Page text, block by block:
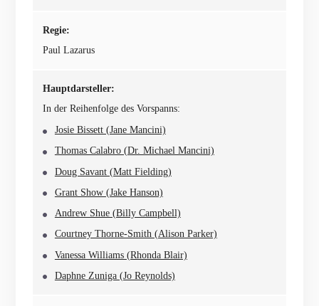
Regie:
Paul Lazarus
Hauptdarsteller:
In der Reihenfolge des Vorspanns:
Josie Bissett (Jane Mancini)
Thomas Calabro (Dr. Michael Mancini)
Doug Savant (Matt Fielding)
Grant Show (Jake Hanson)
Andrew Shue (Billy Campbell)
Courtney Thorne-Smith (Alison Parker)
Vanessa Williams (Rhonda Blair)
Daphne Zuniga (Jo Reynolds)